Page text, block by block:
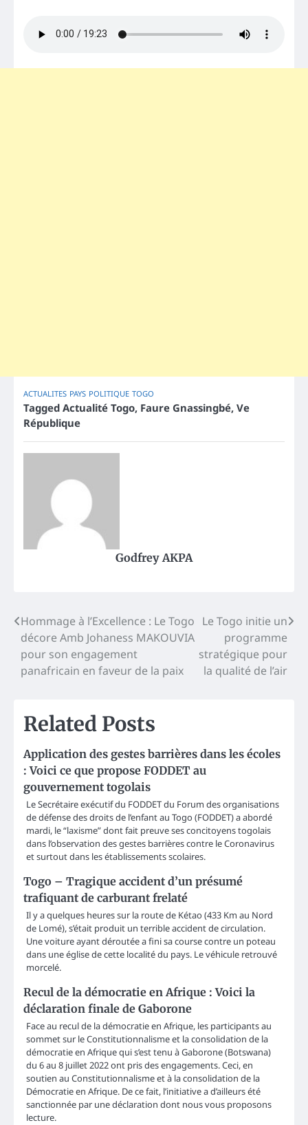
ACTUALITES PAYS POLITIQUE TOGO
Tagged Actualité Togo, Faure Gnassingbé, Ve
République
Godfrey AKPA
Post
navigation
Hommage à l’Excellence : Le Togo
décore Amb Johaness MAKOUVIA
pour son engagement
panafricain en faveur de la paix
Le Togo initie un
programme
stratégique pour
la qualité de l’air
Related Posts
Application des gestes barrières dans les écoles
: Voici ce que propose FODDET au
gouvernement togolais
Le Secrétaire exécutif du FODDET du Forum des organisations
de défense des droits de l’enfant au Togo (FODDET) a abordé
mardi, le “laxisme” dont fait preuve ses concitoyens togolais
dans l’observation des gestes barrières contre le Coronavirus
et surtout dans les établissements scolaires.
Togo – Tragique accident d’un présumé
trafiquant de carburant frelaté
Il y a quelques heures sur la route de Kétao (433 Km au Nord
de Lomé), s’était produit un terrible accident de circulation.
Une voiture ayant déroutée a fini sa course contre un poteau
dans une église de cette localité du pays. Le véhicule retrouvé
morcelé.
Recul de la démocratie en Afrique : Voici la
déclaration finale de Gaborone
Face au recul de la démocratie en Afrique, les participants au
sommet sur le Constitutionnalisme et la consolidation de la
démocratie en Afrique qui s’est tenu à Gaborone (Botswana)
du 6 au 8 juillet 2022 ont pris des engagements. Ceci, en
soutien au Constitutionnalisme et à la consolidation de la
Démocratie en Afrique. De ce fait, l’initiative a d’ailleurs été
sanctionnée par une déclaration dont nous vous proposons
lecture.